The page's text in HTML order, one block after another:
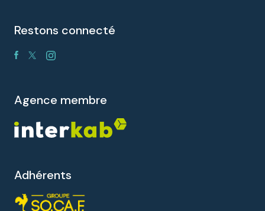
restons connecté
agence membre
Adhérents